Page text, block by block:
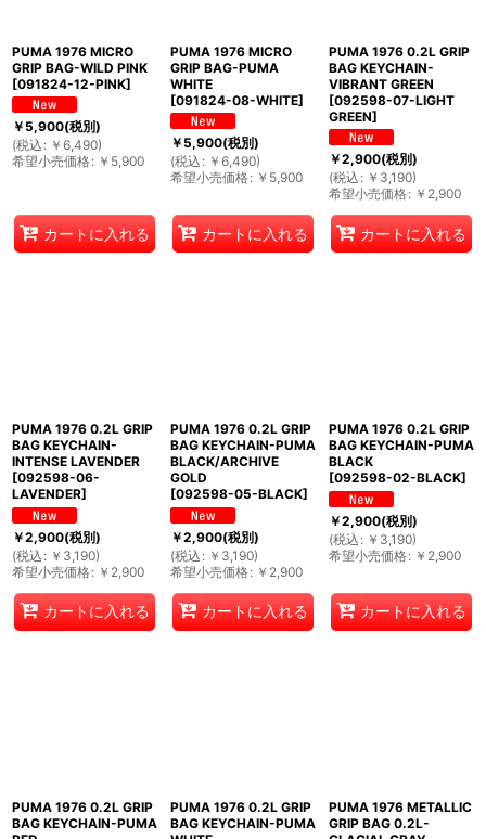
PUMA 1976 MICRO
GRIP BAG-WILD PINK
[091824-12-PINK]
￥5,900(税別)
(税込 : ￥ 6,490)
希望小売価格: ￥ 5,900
カートに入れる
PUMA 1976 MICRO
GRIP BAG-PUMA
WHITE
[091824-08-WHITE]
￥5,900(税別)
(税込 : ￥ 6,490)
希望小売価格: ￥ 5,900
カートに入れる
PUMA 1976 0.2L GRIP
BAG KEYCHAIN-
VIBRANT GREEN
[092598-07-LIGHT
GREEN]
￥2,900(税別)
(税込 : ￥ 3,190)
希望小売価格: ￥ 2,900
カートに入れる
PUMA 1976 0.2L GRIP
BAG KEYCHAIN-
INTENSE LAVENDER
[092598-06-
LAVENDER]
￥2,900(税別)
(税込 : ￥ 3,190)
希望小売価格: ￥ 2,900
カートに入れる
PUMA 1976 0.2L GRIP
BAG KEYCHAIN-PUMA
BLACK/ARCHIVE
GOLD
[092598-05-BLACK]
￥2,900(税別)
(税込 : ￥ 3,190)
希望小売価格: ￥ 2,900
カートに入れる
PUMA 1976 0.2L GRIP
BAG KEYCHAIN-PUMA
BLACK
[092598-02-BLACK]
￥2,900(税別)
(税込 : ￥ 3,190)
希望小売価格: ￥ 2,900
カートに入れる
PUMA 1976 0.2L GRIP
BAG KEYCHAIN-PUMA
PUMA 1976 0.2L GRIP
BAG KEYCHAIN-PUMA
PUMA 1976 METALLIC
GRIP BAG 0.2L-